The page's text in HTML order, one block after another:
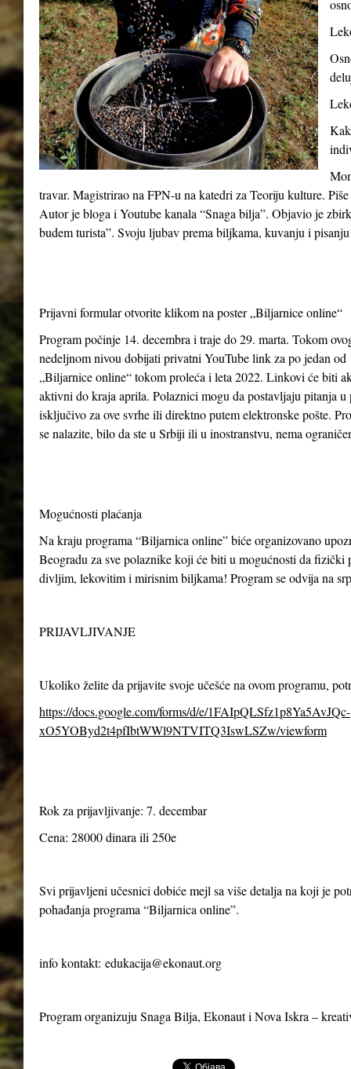
travar. Magistrirao na FPN-u na katedri za Teoriju kulture.
Autor je bloga i Youtube kanala “Snaga bilja”. Objavio je
budem turista”. Svoju ljubav prema biljkama, kuvanju i
Prijavni formular otvorite klikom na poster „Biljarnice online“
Program počinje 14. decembra i traje do 29. marta. Tokom
nedeljnom nivou dobijati privatni YouTube link za po jedan
„Biljarnice online“ tokom proleća i leta 2022. Linkovi će biti
aktivni do kraja aprila. Polaznici mogu da postavljaju pitanja
isključivo za ove svrhe ili direktno putem elektronske pošte.
se nalazite, bilo da ste u Srbiji ili u inostranstvu, nema
Mogućnosti plaćanja
Na kraju programa “Biljarnica online” biće organizovano
Beogradu za sve polaznike koji će biti u mogućnosti da
divljim, lekovitim i mirisnim biljkama! Program se odvija na
PRIJAVLJIVANJE
Ukoliko želite da prijavite svoje učešće na ovom programu,
https://docs.google.com/forms/d/e/1FAIpQLSfz1p8Ya5AvJQc-
xO5YOByd2t4pfIbtWWl9NTVITQ3IswLSZw/viewform
Rok za prijavljivanje: 7. decembar
Cena: 28000 dinara ili 250e
Svi prijavljeni učesnici dobiće mejl sa više detalja na koji je
pohađanja programa “Biljarnica online”.
info kontakt: edukacija@ekonaut.org
Program organizuju Snaga Bilja, Ekonaut i Nova Iskra –